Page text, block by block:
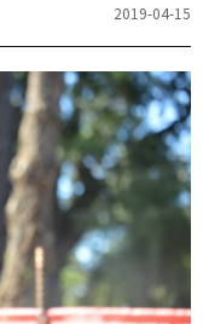
2019-04-15